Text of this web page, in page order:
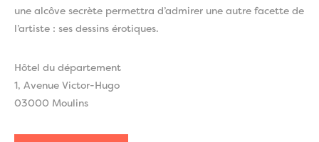
une alcôve secrète permettra d’admirer une autre facette de
l’artiste : ses dessins érotiques.
Hôtel du département
1, Avenue Victor-Hugo
03000 Moulins